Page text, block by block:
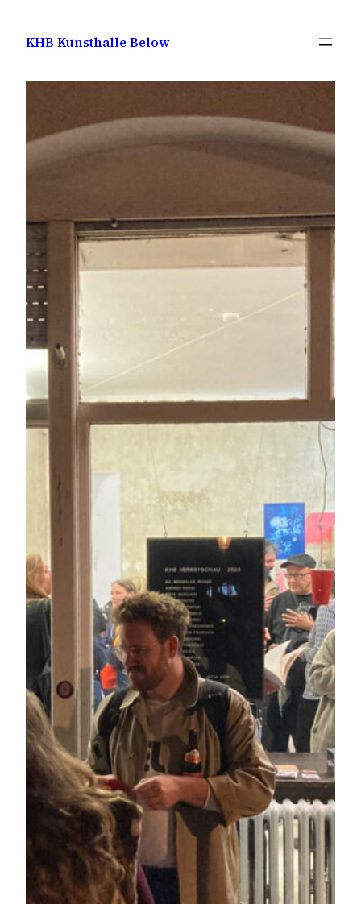
springen
KHB Kunsthalle Below